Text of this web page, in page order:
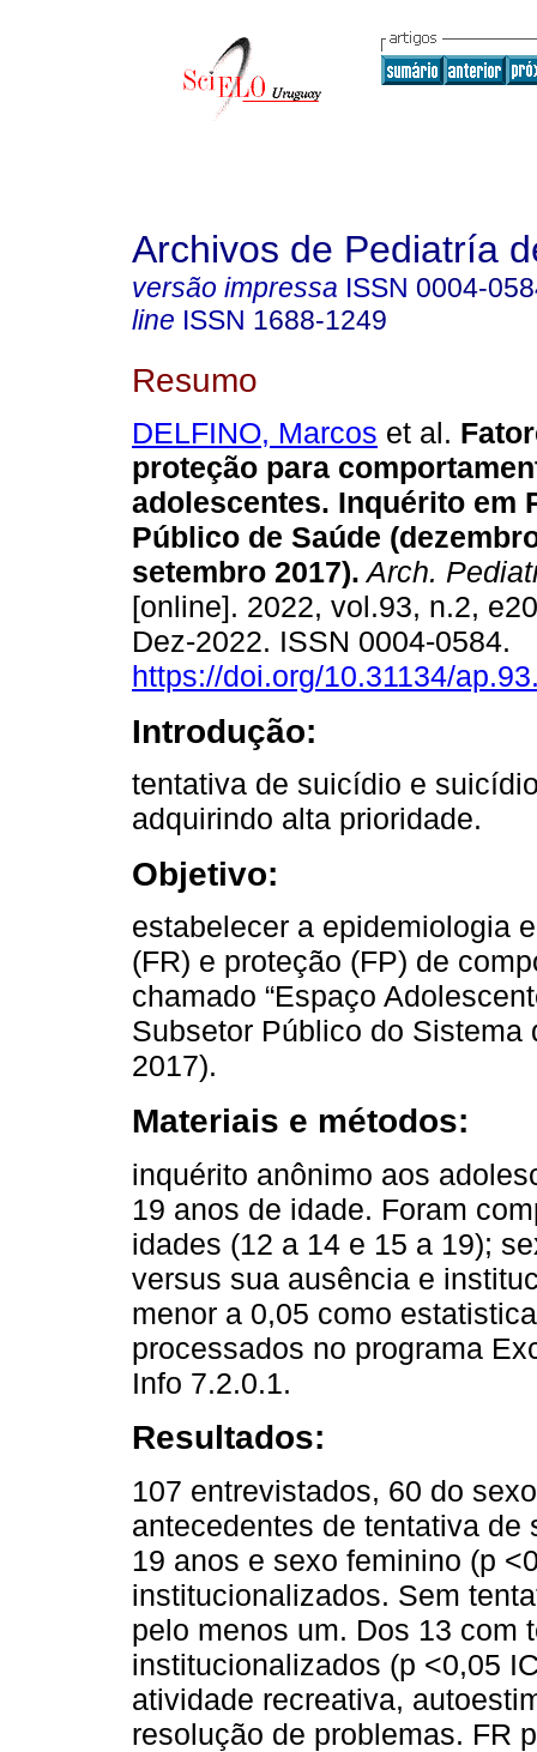
Archivos de Pediatría
versão impressa ISSN 0004-
line ISSN 1688-1249
Resumo
DELFINO, Marcos et al.
proteção para
adolescentes. Inquérito em
Público de Saúde
setembro 2017). Arch.
[online]. 2022, vol.93, n.2,
Dez-2022. ISSN 0004-0584.
https://doi.org/10.31134/
Introdução:
tentativa de suicídio e
adquirindo alta prioridade.
Objetivo:
estabelecer a epidemiologia
(FR) e proteção (FP) de
chamado “Espaço
Subsetor Público do Sistema
2017).
Materiais e métodos:
inquérito anônimo aos
19 anos de idade. Foram
idades (12 a 14 e 15 a 19);
versus sua ausência e
menor a 0,05 como
processados no programa
Info 7.2.0.1.
Resultados:
107 entrevistados, 60 do
antecedentes de tentativa
19 anos e sexo feminino (p
institucionalizados. Sem
pelo menos um. Dos 13 com
institucionalizados (p <0,05
atividade recreativa,
resolução de problemas. FR